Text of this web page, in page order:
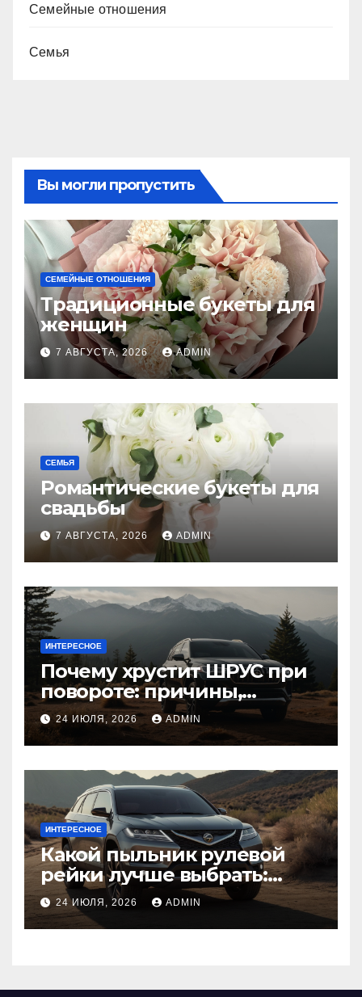
Семейные отношения
Семья
Вы могли пропустить
СЕМЕЙНЫЕ ОТНОШЕНИЯ
Традиционные букеты для
женщин
7 АВГУСТА, 2026 ADMIN
СЕМЬЯ
Романтические букеты для
свадьбы
7 АВГУСТА, 2026 ADMIN
ИНТЕРЕСНОЕ
Почему хрустит ШРУС при
повороте: причины,
диагностика
24 ИЮЛЯ, 2026 ADMIN
ИНТЕРЕСНОЕ
Какой пыльник рулевой
рейки лучше выбрать:
оригинальный или аналог,
резина или полиуретан
24 ИЮЛЯ, 2026 ADMIN